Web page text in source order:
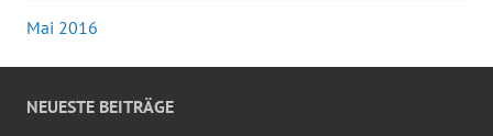
Mai 2016
NEUESTE BEITRÄGE